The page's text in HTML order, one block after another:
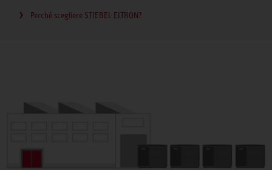
Perché scegliere STIEBEL ELTRON?